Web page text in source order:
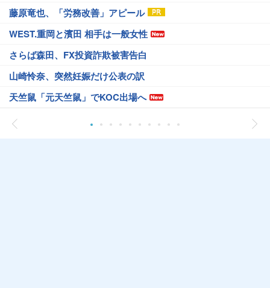
藤原竜也、「労務改善」アピール
WEST.重岡と濱田 相手は一般女性
さらば森田、FX投資詐欺被害告白
山崎怜奈、突然妊娠だけ公表の訳
天竺鼠「元天竺鼠」でKOC出場へ